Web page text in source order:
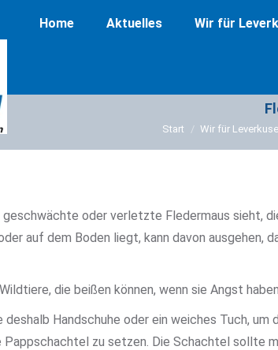
Home Aktuelles Wir für
Start Wir für
geschwächte oder verletzte Fledermaus sieht,
auf dem Boden liegt, kann davon ausgehen,
die beißen können, wenn sie Angst
Handschuhe oder ein weiches Tuch, um
Pappschachtel zu setzen. Die Schachtel sollte